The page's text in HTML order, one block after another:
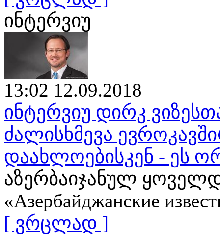
ინტერვიუ
13:02 12.09.2018
ინტერვიუ დირკ
ძალისხმევა
დაახლოებისკენ - ეს
აზერბაიჯანულ
«Азербайджанские
[ ვრცლად ]